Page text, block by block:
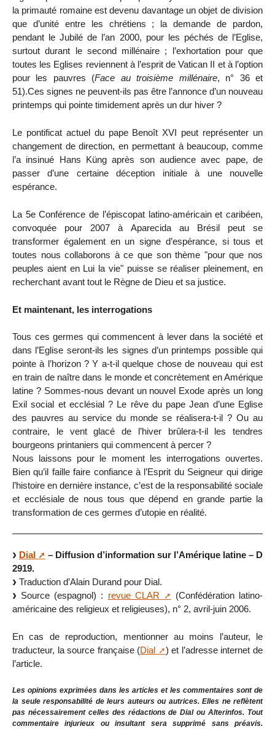
la primauté romaine est devenu davantage un objet de division
que d’unité entre les chrétiens ; la demande de pardon,
pendant le Jubilé de l’an 2000, pour les péchés de l’Eglise,
surtout durant le second millénaire ; l’exhortation pour que
toutes les Eglises reviennent à l’esprit de Vatican II et à l’option
pour les pauvres (Face au troisième millénaire, n° 36 et
51).Ces signes ne peuvent-ils pas être l’annonce d’un nouveau
printemps qui pointe timidement après un dur hiver ?
Le pontificat actuel du pape Benoît XVI peut représenter un
changement de direction, en permettant à beaucoup, comme
l’a insinué Hans Küng après son audience avec pape, de
passer d’une certaine déception initiale à une nouvelle
espérance.
La 5e Conférence de l’épiscopat latino-américain et caribéen,
convoquée pour 2007 à Aparecida au Brésil peut se
transformer également en un signe d’espérance, si tous et
toutes nous collaborons à ce que son thème "pour que nos
peuples aient en Lui la vie" puisse se réaliser pleinement, en
recherchant avant tout le Règne de Dieu et sa justice.
Et maintenant, les interrogations
Tous ces germes qui commencent à lever dans la société et
dans l’Eglise seront-ils les signes d’un printemps possible qui
pointe à l’horizon ? Y a-t-il quelque chose de nouveau qui est
en train de naître dans le monde et concrètement en Amérique
latine ? Sommes-nous devant un nouvel Exode après un long
Exil social et ecclésial ? Le rêve du pape Jean d’une Eglise
des pauvres au service du monde se réalisera-t-il ? Ou au
contraire, le vent glacé de l’hiver brûlera-t-il les tendres
bourgeons printaniers qui commencent à percer ?
Nous laissons pour le moment les interrogations ouvertes.
Bien qu’il faille faire confiance à l’Esprit du Seigneur qui dirige
l’histoire en dernière instance, c’est de la responsabilité sociale
et ecclésiale de nous tous que dépend en grande partie la
transformation de ces germes d’utopie en réalité.
Dial
– Diffusion d’information sur l’Amérique latine – D
2919.
Traduction d’Alain Durand pour Dial.
Source (espagnol) : revue CLAR
(Confédération latino-
américaine des religieux et religieuses), n° 2, avril-juin 2006.
En cas de reproduction, mentionner au moins l’auteur, le
traducteur, la source française (Dial
) et l’adresse internet de
l’article.
Les opinions exprimées dans les articles et les commentaires sont de
la seule responsabilité de leurs auteurs ou autrices. Elles ne reflètent
pas nécessairement celles des rédactions de Dial ou Alterinfos. Tout
commentaire injurieux ou insultant sera supprimé sans préavis.